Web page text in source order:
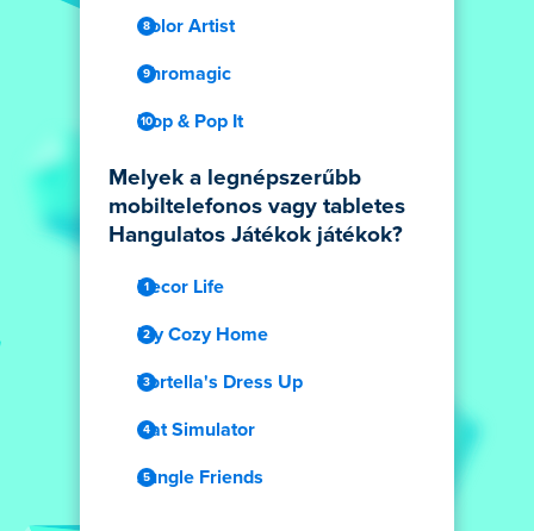
Color Artist
Chromagic
Hop & Pop It
Melyek a legnépszerűbb
mobiltelefonos vagy tabletes
Hangulatos Játékok játékok?
Decor Life
My Cozy Home
Vortella's Dress Up
Cat Simulator
Jungle Friends